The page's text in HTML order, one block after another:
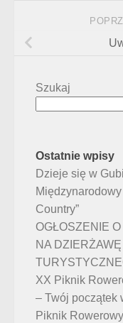
Szukaj
Ostatnie wpisy
Dzieje się w
Country”
OGŁOSZENIE
NA
XX Piknik
– Twój początek
Piknik